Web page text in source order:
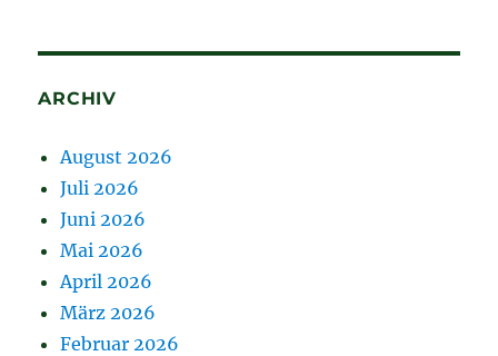
ARCHIV
August 2026
Juli 2026
Juni 2026
Mai 2026
April 2026
März 2026
Februar 2026